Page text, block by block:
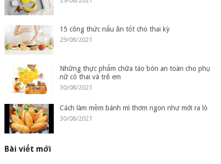
15 công thức nấu ăn tốt cho thai kỳ
29/08/2021
Những thực phẩm chữa táo bón an toàn cho phụ
nữ có thai và trẻ em
30/08/2021
Cách làm mềm bánh mì thơm ngon như mới ra lò
30/08/2021
Bài viết mới